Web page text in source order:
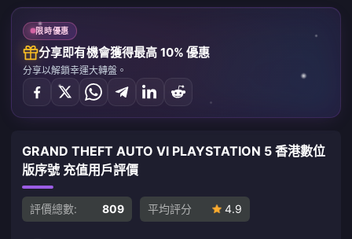
限時優惠
分享即有機會獲得最高 10% 優惠
分享以解鎖幸運大轉盤。
GRAND THEFT AUTO VI PLAYSTATION 5 香港數位
版序號 充值用戶評價
評價總數: 809 平均評分 4.9